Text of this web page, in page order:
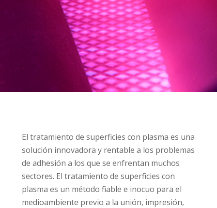
El tratamiento de superficies con plasma es una
solución innovadora y rentable a los problemas
de adhesión a los que se enfrentan muchos
sectores. El tratamiento de superficies con
plasma es un método fiable e inocuo para el
medioambiente previo a la unión, impresión,